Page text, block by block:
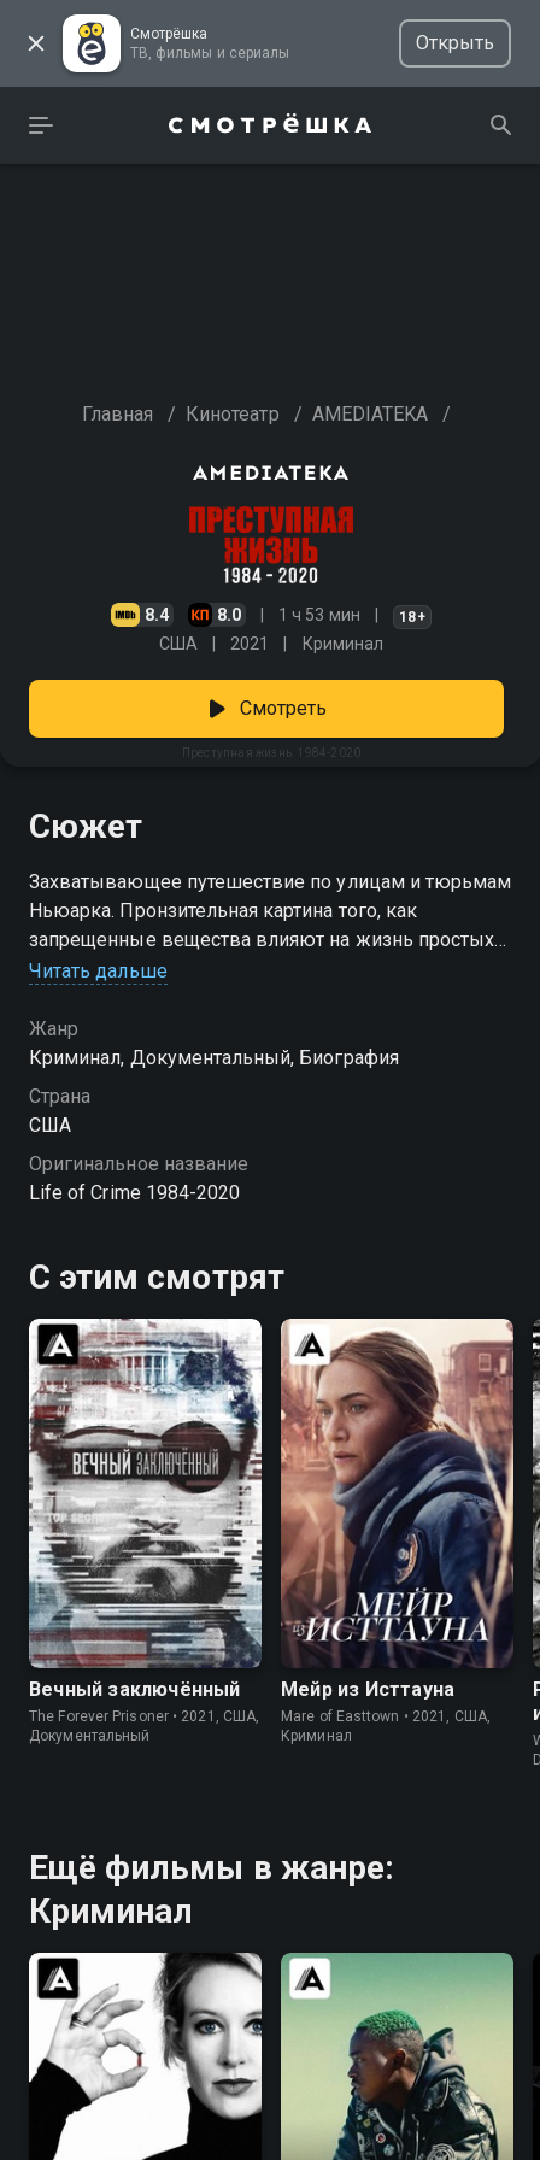
Смотрёшка
ТВ, фильмы и сериалы
Открыть
Главная / Кинотеатр / AMEDIATEKA /
8.4 8.0 1 ч 53 мин 18+
США 2021 Криминал
Преступная жизнь: 1984-2020
Смотреть
Сюжет
Захватывающее путешествие по улицам и тюрьмам
Ньюарка. Пронзительная картина того, как
запрещенные вещества влияют на жизнь простых
американцев. Смотреть сериал «Преступная жизнь:
в подписке Амедиатека в Смотрёшке.
Читать дальше
Жанр
Криминал, Документальный, Биография
Страна
США
Оригинальное название
Life of Crime 1984-2020
С этим смотрят
7.1 7.4
Вечный заключённый
The Forever Prisoner • 2021, США,
Документальный
8.2 8.4
Мейр из Исттауна
Mare of Easttown • 2021, США,
Криминал
Ещё фильмы в жанре:
Криминал